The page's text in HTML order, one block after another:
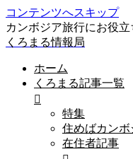
コンテンツへスキップ
カンボジア旅行にお役立
くろまる情報局
ホーム
くろまる記事一覧
特集
住めばカンボ
在住者記事